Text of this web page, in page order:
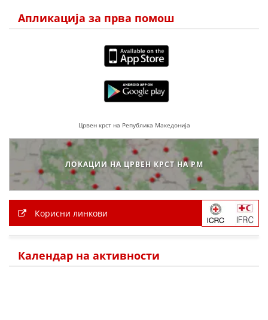
СТРАТЕГИИ
ЕДУКАТИВНО ИНФОРМАТИВНИ МАТЕРИЈАЛИ
БРОШУРИ
ПОСТЕРИ
ПРЕЗЕНТАЦИИ
Апликација за прва помош
Црвен крст на Република Македонија
ЛОКАЦИИ НА ЦРВЕН КРСТ НА РМ
Корисни линкови
Календар на активности